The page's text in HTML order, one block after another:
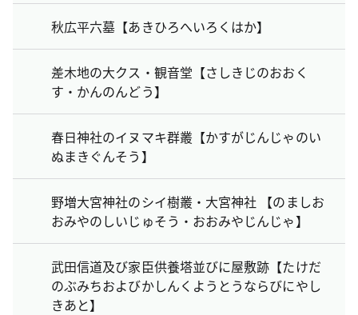
秋広平六墓【あきひろへいろくはか】
差木地の大クス・観音堂【さしきじのおおく
す・かんのんどう】
春日神社のイヌマキ群叢【かすがじんじゃのい
ぬまきぐんそう】
野増大宮神社のシイ樹叢・大宮神社 【のましお
おみやのしいじゅそう・おおみやじんじゃ】
武田信道及び家臣供養塔並びに屋敷跡【たけだ
のぶみちおよびかしんくようとうならびにやし
きあと】